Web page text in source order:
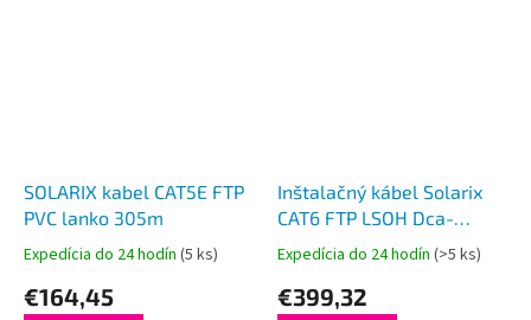
SOLARIX kabel CAT5E FTP
PVC lanko 305m
Expedícia do 24 hodín (5 ks)
€164,45
Inštalačný kábel Solarix
CAT6 FTP LSOH Dca-
s2,d2,a1 500m/cievka
SXKD-6-FTP-LSOH
Expedícia do 24 hodín (>5 ks)
€399,32